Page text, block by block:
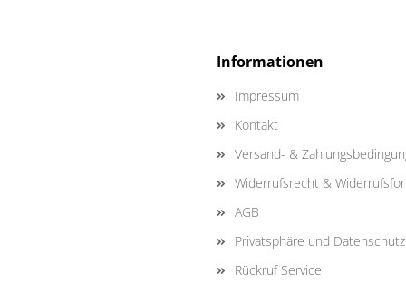
Informationen
Impressum
Kontakt
Versand- &
Widerrufsrecht &
AGB
Privatsphäre und Datenschutz
Rückruf Service